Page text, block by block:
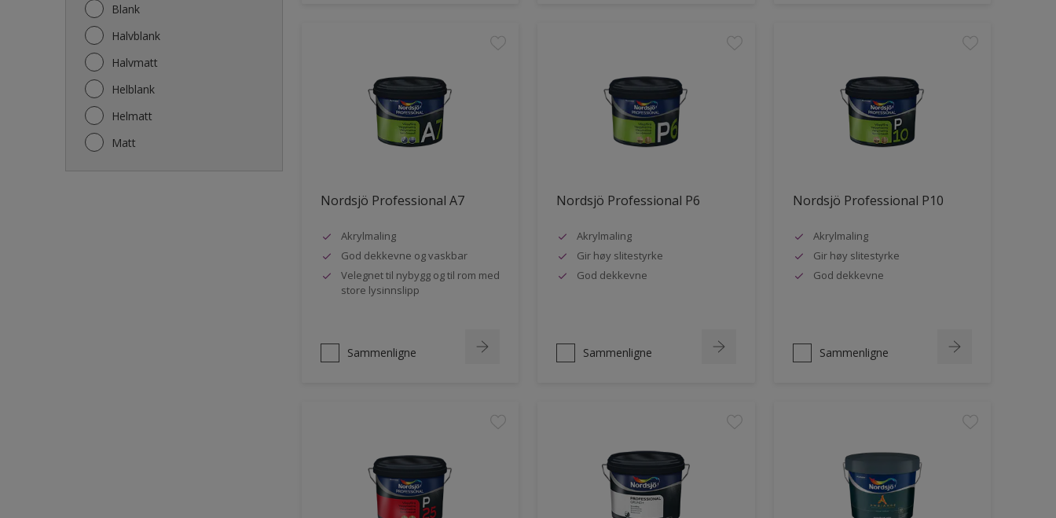
Blank
Halvblank
Halvmatt
Helblank
Helmatt
Matt
Nordsjö Professional A7
Akrylmaling
God dekkevne og vaskbar
Velegnet til nybygg og til rom med
store lysinnslipp
Sammenligne
Nordsjö Professional P6
Akrylmaling
Gir høy slitestyrke
God dekkevne
Sammenligne
Nordsjö Professional P10
Akrylmaling
Gir høy slitestyrke
God dekkevne
Sammenligne